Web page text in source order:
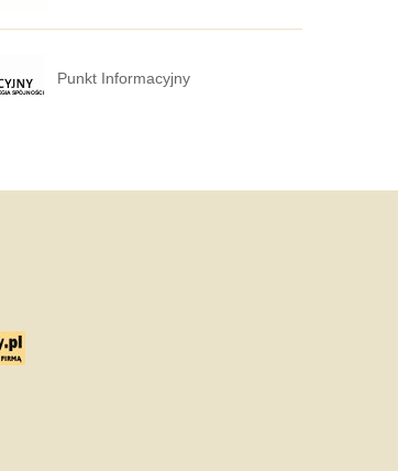
Punkt Informacyjny